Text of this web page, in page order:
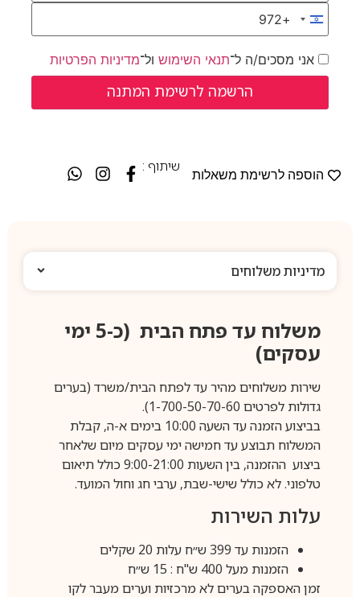
Israel +972
+972
אני מסכים/ה ל־תנאי השימושול־מדיניות הפרטיות
הוספה לרשימת משאלות
שיתוף :
מדיניות משלוחים
משלוח עד פתח הבית (כ-5 ימי
עסקים)
שירות משלוחים מהיר עד לפתח הבית/משרד (בערים
גדולות לפרטים 1-700-50-70-60).
בביצוע הזמנה עד השעה 10:00 בימים א-ה, קבלת
המשלוח תבוצע עד חמישה ימי עסקים מיום שלאחר
ביצוע ההזמנה, בין השעות 9:00-21:00 כולל תיאום
טלפוני. לא כולל שישי-שבת, ערבי חג וחול המועד.
עלות השירות
הזמנות עד 399 ש״ח עלות 20 שקלים
הזמנות מעל 400 ש"ח : 15 ש״ח
זמן האספקה בערים לא מרכזיות וערים מעבר לקו